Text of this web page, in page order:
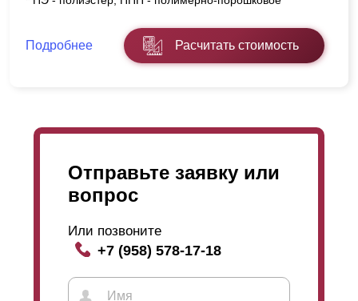
Подробнее Расчитать стоимость
Отправьте заявку или
вопрос
Или позвоните
+7 (958) 578-17-18